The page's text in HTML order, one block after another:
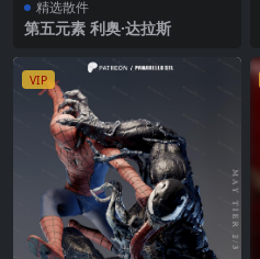
精选散件
第五元素 利奥·达拉斯
VIP